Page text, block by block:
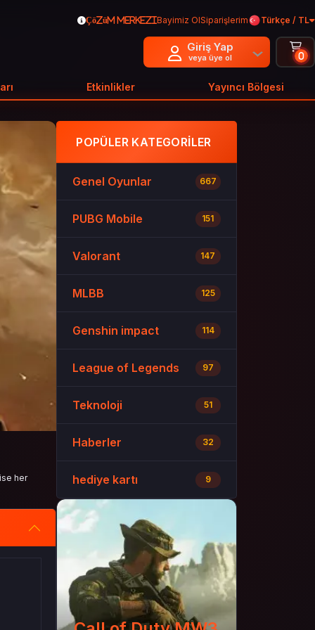
Çözüm MerkeziBayimiz OlSiparişlerim Türkçe / TL
Giriş Yap
veya üye ol 0
Etkinlikler Yayıncı Bölgesi
her
POPÜLER KATEGORILER
Genel Oyunlar 667
PUBG Mobile 151
Valorant 147
MLBB 125
Genshin impact 114
League of Legends 97
Teknoloji 51
Haberler 32
hediye kartı 9